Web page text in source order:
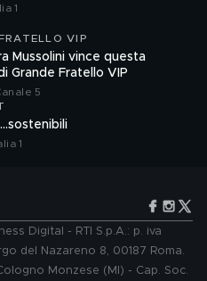
1
VIP
Mussolini vince questa
Grande Fratello VIP
5
1
Digital - RTI S.p.A.: p. iva
del Nazareno 8, 00187 Roma.
Monzese (MI) - Cap. Soc.